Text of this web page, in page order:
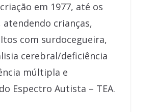
em 1977, até os
atendendo crianças,
com surdocegueira,
cerebral/deficiência
múltipla e
Espectro Autista – TEA.